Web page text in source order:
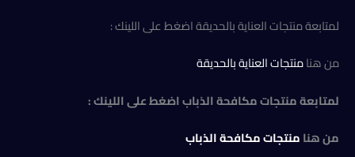
لمتابعة منتجات العناية بالحديقة اضغط على اللينك :
من هنامنتجات العناية بالحديقة
لمتابعة منتجات مكافحة الذباب اضغط على اللينك :
من هنامنتجات مكافحة الذباب